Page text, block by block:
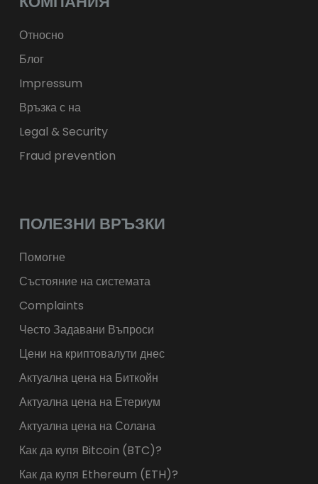
ft HUF
zł PLN
Относно
Блог
Impressum
Връзка с на
Legal & Security
Fraud prevention
ПОЛЕЗНИ ВРЪЗКИ
Помогне
Състояние на системата
Complaints
Често Задавани Въпроси
Цени на криптовалути днес
Актуална цена на Биткойн
Актуална цена на Етериум
Актуална цена на Солана
Как да купя Bitcoin (BTC)?
Как да купя Ethereum (ETH)?